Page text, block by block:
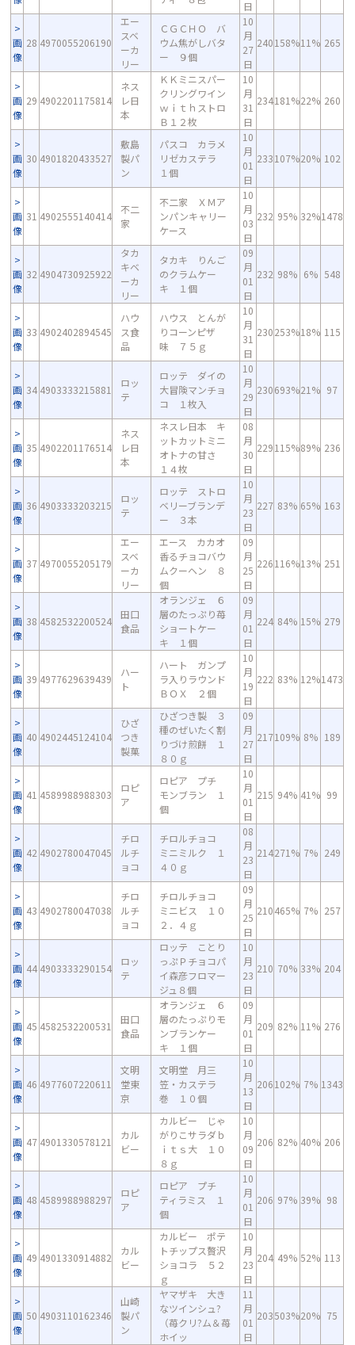
日
画
像
28 4970055206190
エー
スベ
ーカ
リー
ＣＧＣＨＯ バ
ウム焦がしバタ
ー ９個
10
月
27
日
240158%11% 265
画
像
29 4902201175814
ネス
レ日
本
ＫＫミニスパー
クリングワイン
ｗｉｔｈストロ
Ｂ１２枚
10
月
31
日
234181%22% 260
画
像
30 4901820433527
敷島
製パ
ン
パスコ カラメ
リゼカステラ
１個
10
月
01
日
233107%20% 102
画
像
31 4902555140414
不二
家
不二家 ＸＭア
ンパンキャリー
ケース
10
月
03
日
232 95% 32%1478
画
像
32 4904730925922
タカ
キベ
ーカ
リー
タカキ りんご
のクラムケー
キ １個
09
月
01
日
232 98% 6% 548
画
像
33 4902402894545
ハウ
ス食
品
ハウス とんが
りコーンピザ
味 ７５ｇ
10
月
31
日
230253%18% 115
画
像
34 4903333215881
ロッ
テ
ロッテ ダイの
大冒険マンチョ
コ １枚入
10
月
29
日
230693%21% 97
画
像
35 4902201176514
ネス
レ日
本
ネスレ日本 キ
ットカットミニ
オトナの甘さ
１４枚
08
月
30
日
229115%89% 236
画
像
36 4903333203215
ロッ
テ
ロッテ ストロ
ベリーブランデ
ー ３本
10
月
23
日
227 83% 65% 163
画
像
37 4970055205179
エー
スベ
ーカ
リー
エース カカオ
香るチョコバウ
ムクーヘン ８
個
09
月
25
日
226116%13% 251
画
像
38 4582532200524
田口
食品
オランジェ ６
層のたっぷり苺
ショートケー
キ １個
09
月
01
日
224 84% 15% 279
画
像
39 4977629639439
ハー
ト
ハート ガンプ
ラ入りラウンド
ＢＯＸ ２個
10
月
19
日
222 83% 12%1473
画
像
40 4902445124104
ひざ
つき
製菓
ひざつき製 ３
種のぜいたく割
りづけ煎餅 １
８０ｇ
09
月
27
日
217109% 8% 189
画
像
41 4589988988303
ロピ
ア
ロピア プチ
モンブラン １
個
10
月
01
日
215 94% 41% 99
画
像
42 4902780047045
チロ
ルチ
ョコ
チロルチョコ
ミニミルク １
４０ｇ
08
月
23
日
214271% 7% 249
画
像
43 4902780047038
チロ
ルチ
ョコ
チロルチョコ
ミニビス １０
２．４ｇ
09
月
25
日
210465% 7% 257
画
像
44 4903333290154
ロッ
テ
ロッテ ことり
っぷＰチョコパ
イ森彦フロマー
ジュ８個
10
月
23
日
210 70% 33% 204
画
像
45 4582532200531
田口
食品
オランジェ ６
層のたっぷりモ
ンブランケー
キ １個
09
月
01
日
209 82% 11% 276
画
像
46 4977607220611
文明
堂東
京
文明堂 月三
笠・カステラ
巻 １０個
10
月
13
日
206102% 7% 1343
画
像
47 4901330578121
カル
ビー
カルビー じゃ
がりこサラダｂ
ｉｔｓ大 １０
８ｇ
10
月
09
日
206 82% 40% 206
画
像
48 4589988988297
ロピ
ア
ロピア プチ
ティラミス １
個
10
月
01
日
206 97% 39% 98
画
像
49 4901330914882
カル
ビー
カルビー ポテ
トチップス贅沢
ショコラ ５２
ｇ
10
月
23
日
204 49% 52% 113
画
像
50 4903110162346
山崎
製パ
ン
ヤマザキ 大き
なツインシュ?
（苺クリ?ム＆苺
ホイッ
11
月
01
日
203503%20% 75